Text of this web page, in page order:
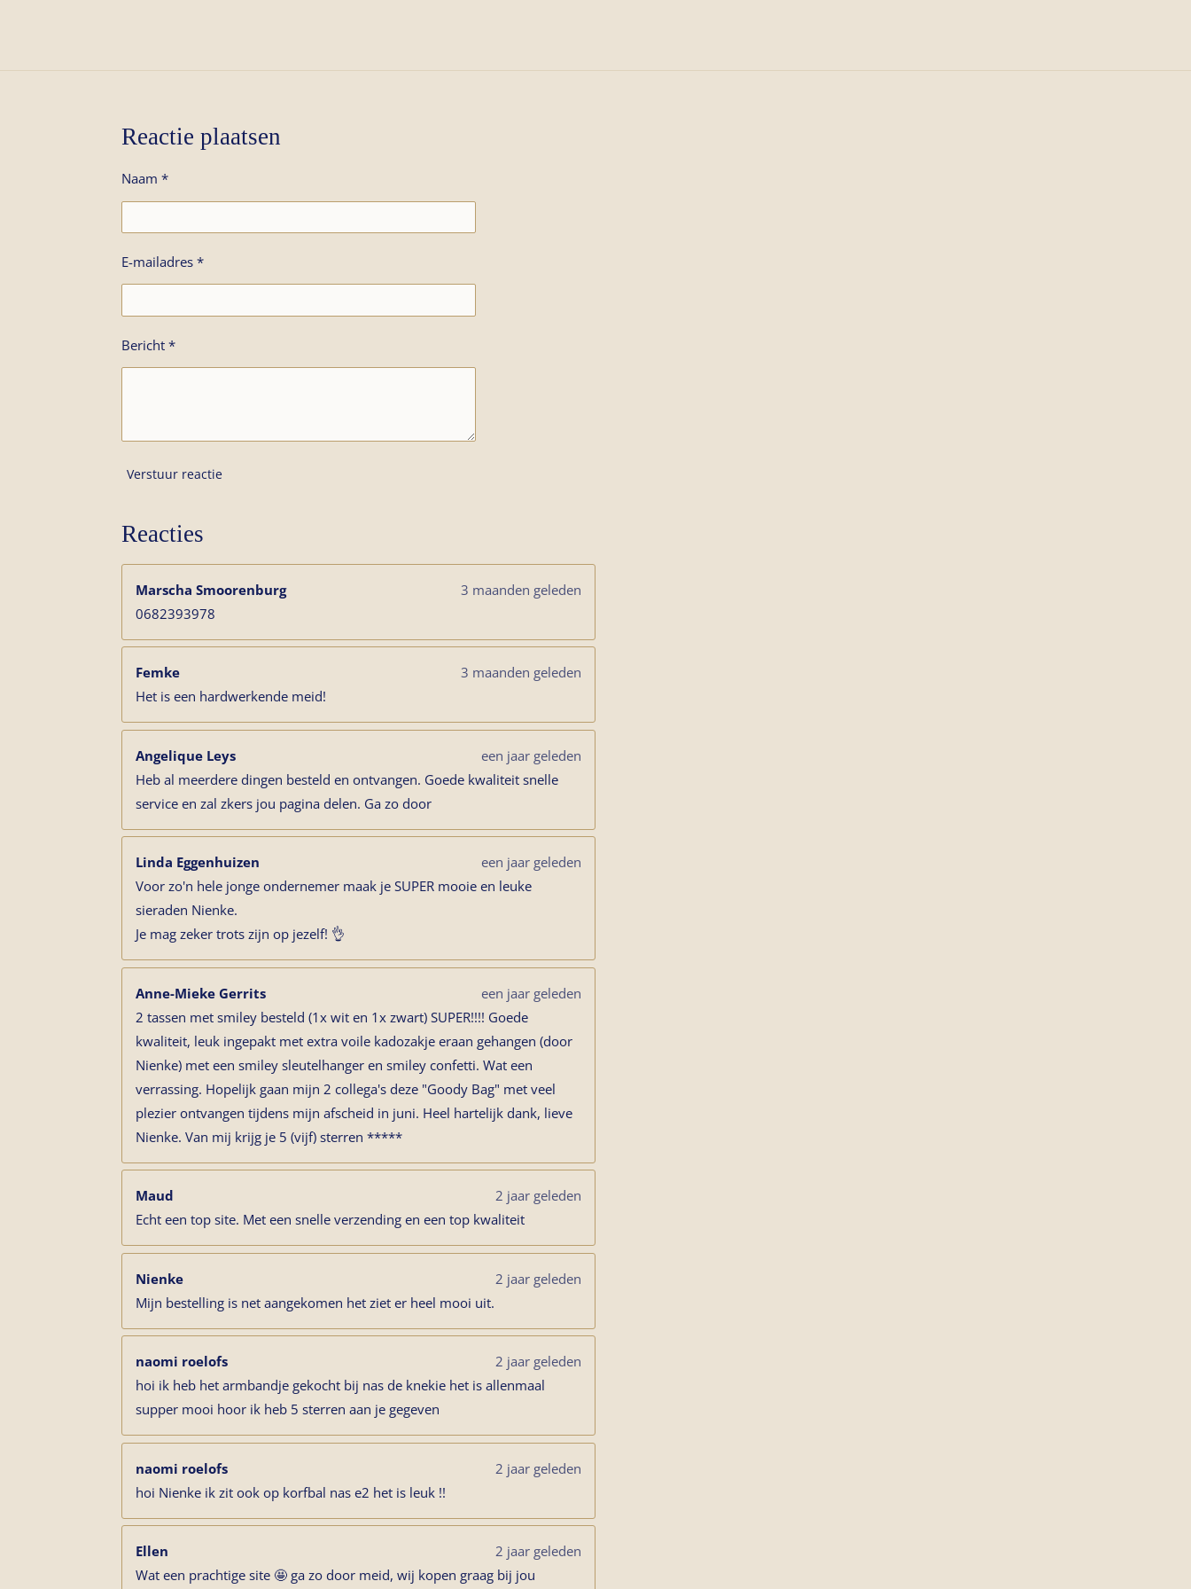
Reactie plaatsen
Naam *
E-mailadres *
Bericht *
Verstuur reactie
Reacties
Marscha Smoorenburg
3 maanden geleden
0682393978
Femke
3 maanden geleden
Het is een hardwerkende meid!
Angelique Leys
een jaar geleden
Heb al meerdere dingen besteld en ontvangen. Goede kwaliteit snelle
service en zal zkers jou pagina delen. Ga zo door
Linda Eggenhuizen
een jaar geleden
Voor zo'n hele jonge ondernemer maak je SUPER mooie en leuke
sieraden Nienke.
Je mag zeker trots zijn op jezelf! 👌
Anne-Mieke Gerrits
een jaar geleden
2 tassen met smiley besteld (1x wit en 1x zwart) SUPER!!!! Goede
kwaliteit, leuk ingepakt met extra voile kadozakje eraan gehangen (door
Nienke) met een smiley sleutelhanger en smiley confetti. Wat een
verrassing. Hopelijk gaan mijn 2 collega's deze "Goody Bag" met veel
plezier ontvangen tijdens mijn afscheid in juni. Heel hartelijk dank, lieve
Nienke. Van mij krijg je 5 (vijf) sterren *****
Maud
2 jaar geleden
Echt een top site. Met een snelle verzending en een top kwaliteit
Nienke
2 jaar geleden
Mijn bestelling is net aangekomen het ziet er heel mooi uit.
naomi roelofs
2 jaar geleden
hoi ik heb het armbandje gekocht bij nas de knekie het is allenmaal
supper mooi hoor ik heb 5 sterren aan je gegeven
naomi roelofs
2 jaar geleden
hoi Nienke ik zit ook op korfbal nas e2 het is leuk !!
Ellen
2 jaar geleden
Wat een prachtige site 🤩 ga zo door meid, wij kopen graag bij jou